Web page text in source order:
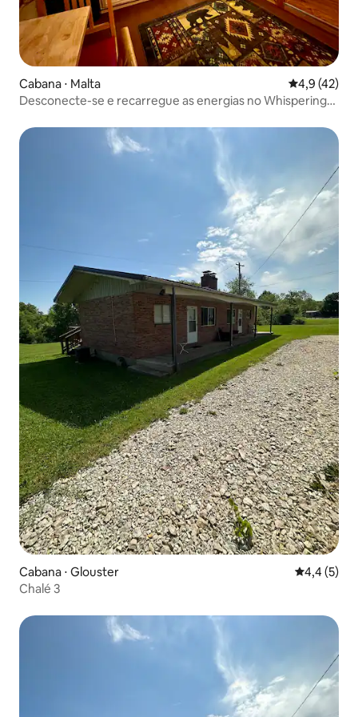
Cabana ⋅ Malta 4,9 de uma
4,9 (42)
Desconecte-se e recarregue as energias no Whispering
Cabana ⋅ Glouster 4,4 de
4,4 (5)
Chalé 3